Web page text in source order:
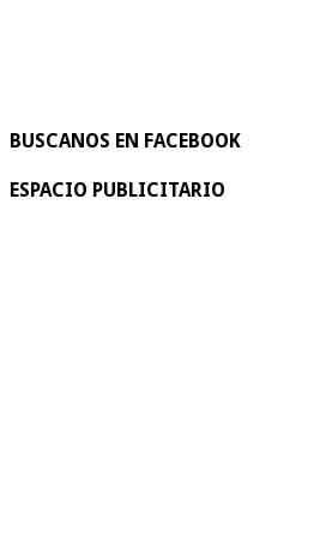
BUSCANOS EN FACEBOOK
ESPACIO PUBLICITARIO